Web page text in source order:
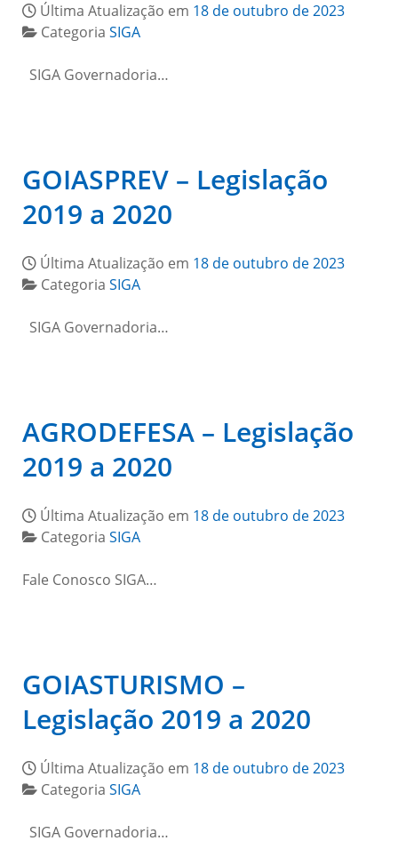
Última Atualização em 18 de outubro de 2023
Categoria SIGA
SIGA Governadoria…
GOIASPREV – Legislação
2019 a 2020
Última Atualização em 18 de outubro de 2023
Categoria SIGA
SIGA Governadoria…
AGRODEFESA – Legislação
2019 a 2020
Última Atualização em 18 de outubro de 2023
Categoria SIGA
Fale Conosco SIGA…
GOIASTURISMO –
Legislação 2019 a 2020
Última Atualização em 18 de outubro de 2023
Categoria SIGA
SIGA Governadoria…